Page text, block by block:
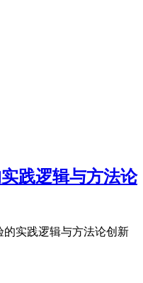
践逻辑与方法论
的实践逻辑与方法论创新